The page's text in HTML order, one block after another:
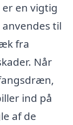
en vigtig
til
fra
Når
ind på
af de